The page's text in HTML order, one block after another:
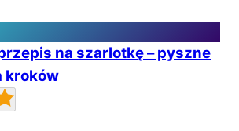
na szarlotkę – pyszne
kroków